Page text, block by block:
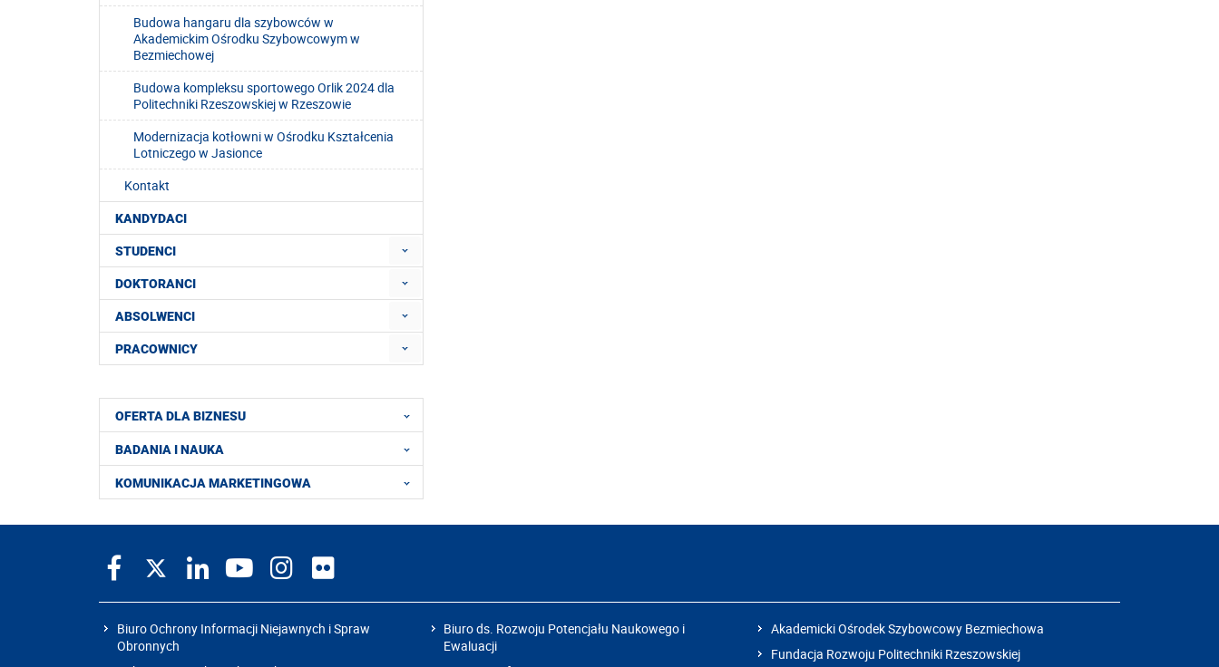
Budowa hangaru dla szybowców w
Akademickim Ośrodku Szybowcowym w
Bezmiechowej
Budowa kompleksu sportowego Orlik 2024 dla
Politechniki Rzeszowskiej w Rzeszowie
Modernizacja kotłowni w Ośrodku Kształcenia
Lotniczego w Jasionce
Kontakt
KANDYDACI
STUDENCI
DOKTORANCI
ABSOLWENCI
PRACOWNICY
OFERTA DLA BIZNESU
BADANIA I NAUKA
KOMUNIKACJA MARKETINGOWA
Biuro Ochrony Informacji Niejawnych i Spraw
Obronnych
Biuro ds. Rozwoju Potencjału Naukowego i
Ewaluacji
Akademicki Ośrodek Szybowcowy Bezmiechowa
Fundacja Rozwoju Politechniki Rzeszowskiej